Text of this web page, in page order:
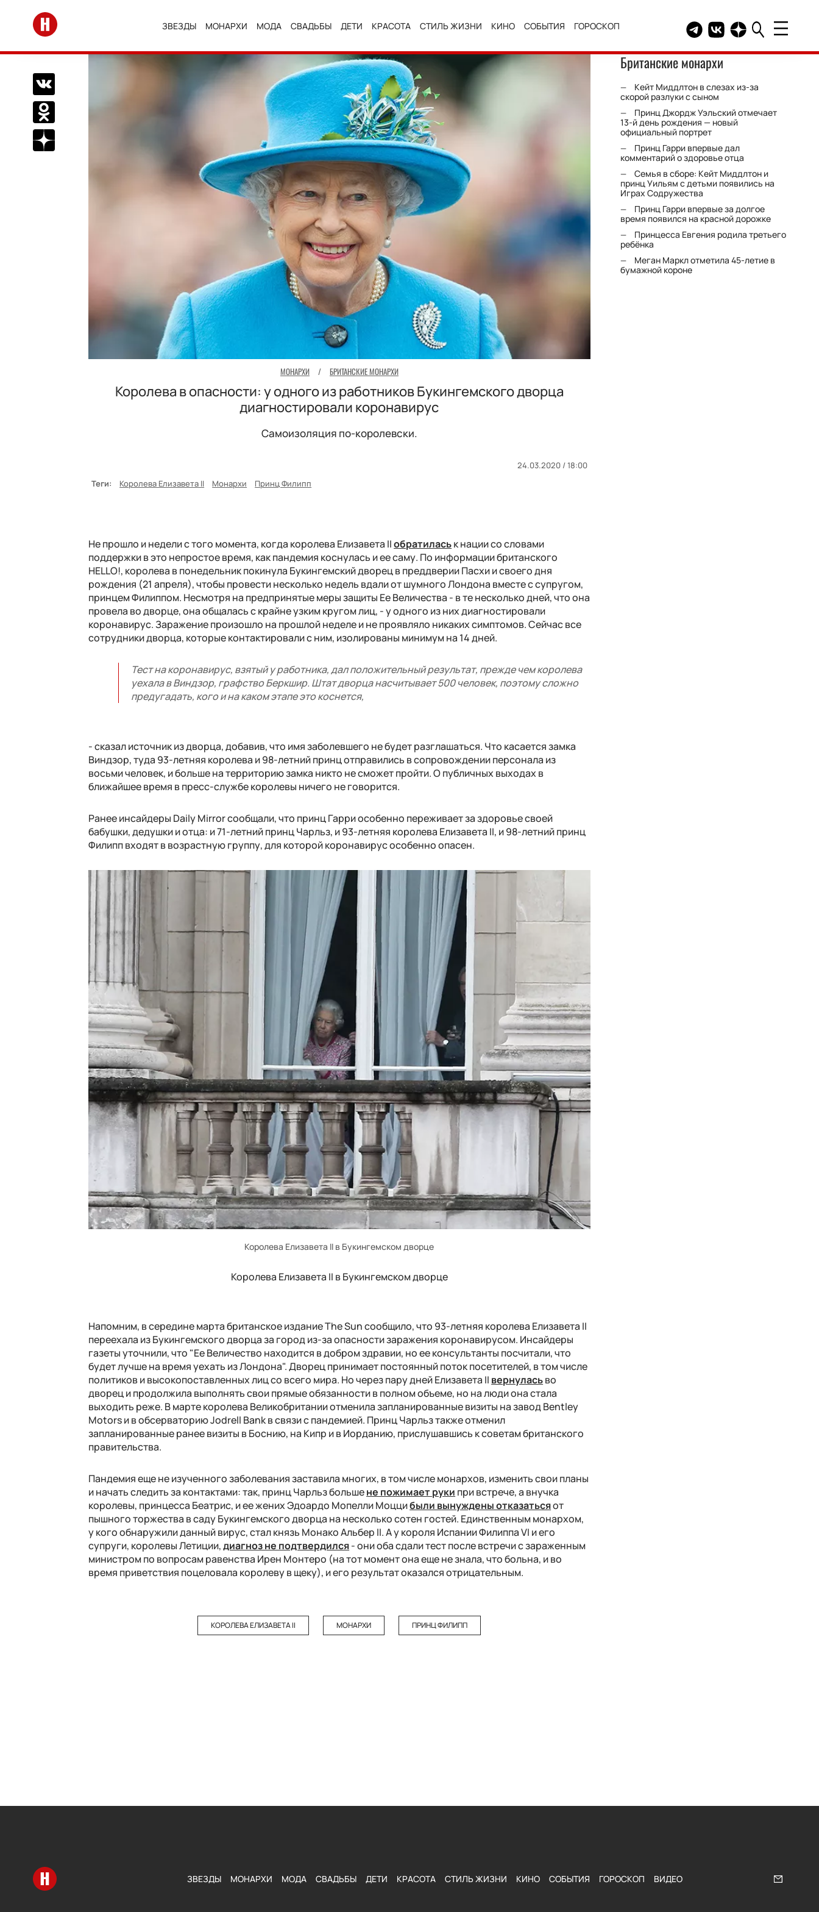
Перейти на главную
ЗВЕЗДЫ МОНАРХИ МОДА СВАДЬБЫ ДЕТИ КРАСОТА СТИЛЬ ЖИЗНИ КИНО СОБЫТИЯ ГОРОСКОП Telegram канал HELLO
Группа HELLO
Канал HELLO в
Поделиться Вконтакте
Поделиться в Одноклассниках
Подписаться на нас в Дзен
МОНАРХИ / БРИТАНСКИЕ МОНАРХИ
Королева в опасности: у одного из работников Букингемского дворца
диагностировали коронавирус
Самоизоляция по-королевски.
24.03.2020 / 18:00
Теги:
Королева Елизавета II Монархи Принц Филипп
Не прошло и недели с того момента, когда королева Елизавета IIобратиласьк нации со словами
поддержки в это непростое время, как пандемия коснулась и ее саму. По информации британского
HELLO!, королева в понедельник покинула Букингемский дворец в преддверии Пасхи и своего дня
рождения (21 апреля), чтобы провести несколько недель вдали от шумного Лондона вместе с супругом,
принцем Филиппом. Несмотря на предпринятые меры защиты Ее Величества - в те несколько дней, что она
провела во дворце, она общалась с крайне узким кругом лиц, - у одного из них диагностировали
коронавирус. Заражение произошло на прошлой неделе и не проявляло никаких симптомов. Сейчас все
сотрудники дворца, которые контактировали с ним, изолированы минимум на 14 дней.
Тест на коронавирус, взятый у работника, дал положительный результат, прежде чем королева
уехала в Виндзор, графство Беркшир. Штат дворца насчитывает 500 человек, поэтому сложно
предугадать, кого и на каком этапе это коснется,
- сказал источник из дворца, добавив, что имя заболевшего не будет разглашаться. Что касается замка
Виндзор, туда 93-летняя королева и 98-летний принц отправились в сопровождении персонала из
восьми человек, и больше на территорию замка никто не сможет пройти. О публичных выходах в
ближайшее время в пресс-службе королевы ничего не говорится.
Ранее инсайдеры Daily Mirror сообщали, что принц Гарри особенно переживает за здоровье своей
бабушки, дедушки и отца: и 71-летний принц Чарльз, и 93-летняя королева Елизавета II, и 98-летний принц
Филипп входят в возрастную группу, для которой коронавирус особенно опасен.
Королева Елизавета II в Букингемском дворце
Королева Елизавета II в Букингемском дворце
Напомним, в середине марта британское издание The Sun сообщило, что 93-летняя королева Елизавета II
переехала из Букингемского дворца за город из-за опасности заражения коронавирусом. Инсайдеры
газеты уточнили, что "Ее Величество находится в добром здравии, но ее консультанты посчитали, что
будет лучше на время уехать из Лондона". Дворец принимает постоянный поток посетителей, в том числе
политиков и высокопоставленных лиц со всего мира. Но через пару дней Елизавета II вернуласьво
дворец и продолжила выполнять свои прямые обязанности в полном объеме, но на люди она стала
выходить реже. В марте королева Великобритании отменила запланированные визиты на завод Bentley
Motors и в обсерваторию Jodrell Bank в связи с пандемией. Принц Чарльз также отменил
запланированные ранее визиты в Боснию, на Кипр и в Иорданию, прислушавшись к советам британского
правительства.
Пандемия еще не изученного заболевания заставила многих, в том числе монархов, изменить свои планы
и начать следить за контактами: так, принц Чарльз большене пожимает руки при встрече, а внучка
королевы, принцесса Беатрис, и ее жених Эдоардо Мопелли Моццибыли вынуждены отказатьсяот
пышного торжества в саду Букингемского дворца на несколько сотен гостей. Единственным монархом,
у кого обнаружили данный вирус, стал князь Монако Альбер II. А у короля Испании Филиппа VI и его
супруги, королевы Летиции,диагноз не подтвердился- они оба сдали тест после встречи с зараженным
министром по вопросам равенства Ирен Монтеро (на тот момент она еще не знала, что больна, и во
время приветствия поцеловала королеву в щеку), и его результат оказался отрицательным.
КОРОЛЕВА ЕЛИЗАВЕТА II МОНАРХИ ПРИНЦ ФИЛИПП
Британские монархи
Кейт Миддлтон в слезах из-за
скорой разлуки с сыном
Принц Джордж Уэльский отмечает
13-й день рождения — новый
официальный портрет
Принц Гарри впервые дал
комментарий о здоровье отца
Семья в сборе: Кейт Миддлтон и
принц Уильям с детьми появились на
Играх Содружества
Принц Гарри впервые за долгое
время появился на красной дорожке
Принцесса Евгения родила третьего
ребёнка
Меган Маркл отметила 45-летие в
бумажной короне
Перейти на главную ЗВЕЗДЫ МОНАРХИ МОДА СВАДЬБЫ ДЕТИ КРАСОТА СТИЛЬ ЖИЗНИ КИНО СОБЫТИЯ ГОРОСКОП ВИДЕО